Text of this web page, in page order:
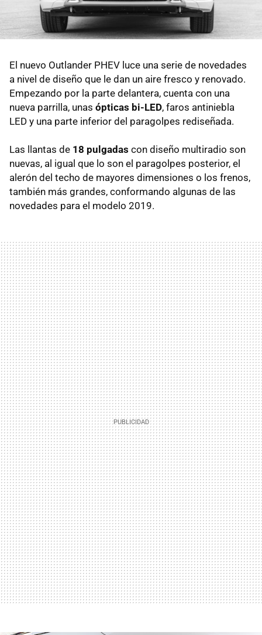
El nuevo Outlander PHEV luce una serie de novedades
a nivel de diseño que le dan un aire fresco y renovado.
Empezando por la parte delantera, cuenta con una
nueva parrilla, unas ópticas bi-LED, faros antiniebla
LED y una parte inferior del paragolpes rediseñada.
Las llantas de 18 pulgadas con diseño multiradio son
nuevas, al igual que lo son el paragolpes posterior, el
alerón del techo de mayores dimensiones o los frenos,
también más grandes, conformando algunas de las
novedades para el modelo 2019.